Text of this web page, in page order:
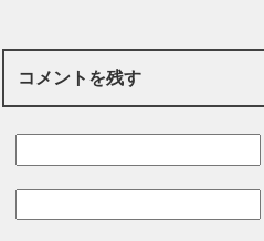
コメントを残す